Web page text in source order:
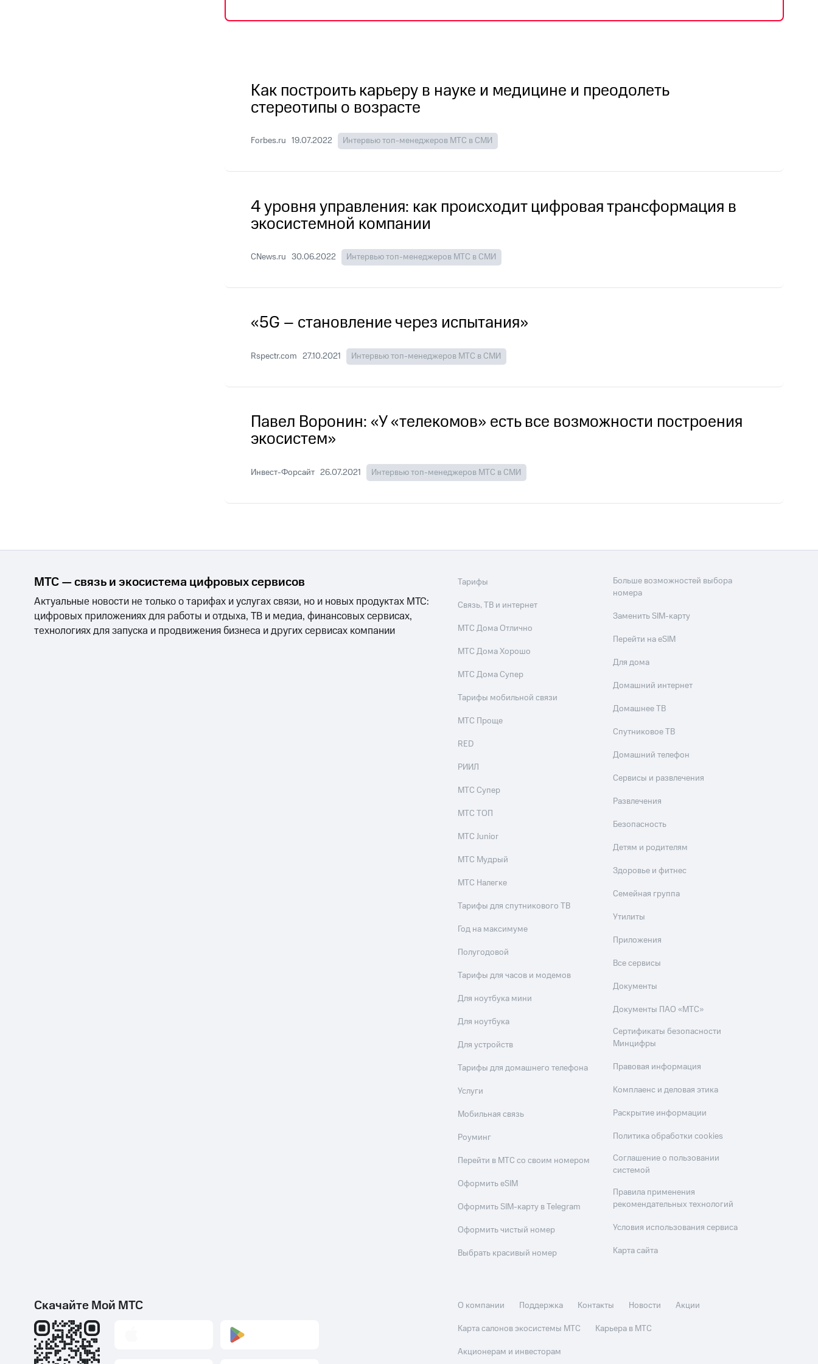
Как построить карьеру в науке и медицине и преодолеть
стереотипы о возрасте
Forbes.ru 19.07.2022 Интервью топ-менеджеров МТС в СМИ
4 уровня управления: как происходит цифровая трансформация в
экосистемной компании
CNews.ru 30.06.2022 Интервью топ-менеджеров МТС в СМИ
«5G – становление через испытания»
Rspectr.com 27.10.2021 Интервью топ-менеджеров МТС в СМИ
Павел Воронин: «У «телекомов» есть все возможности построения
экосистем»
Инвест-Форсайт 26.07.2021 Интервью топ-менеджеров МТС в СМИ
МТС — связь и экосистема цифровых сервисов
Актуальные новости не только о тарифах и услугах связи, но и новых продуктах МТС:
цифровых приложениях для работы и отдыха, ТВ и медиа, финансовых сервисах,
технологиях для запуска и продвижения бизнеса и других сервисах компании
Тарифы
Связь, ТВ и интернет
МТС Дома Отлично
МТС Дома Хорошо
МТС Дома Супер
Тарифы мобильной связи
МТС Проще
RED
РИИЛ
МТС Супер
МТС ТОП
МТС Junior
МТС Мудрый
МТС Налегке
Тарифы для спутникового ТВ
Год на максимуме
Полугодовой
Тарифы для часов и модемов
Для ноутбука мини
Для ноутбука
Для устройств
Тарифы для домашнего телефона
Услуги
Мобильная связь
Роуминг
Перейти в МТС со своим номером
Оформить eSIM
Оформить SIM-карту в Telegram
Оформить чистый номер
Выбрать красивый номер
Больше возможностей выбора
номера
Заменить SIM-карту
Перейти на eSIM
Для дома
Домашний интернет
Домашнее ТВ
Спутниковое ТВ
Домашний телефон
Сервисы и развлечения
Развлечения
Безопасность
Детям и родителям
Здоровье и фитнес
Семейная группа
Утилиты
Приложения
Все сервисы
Документы
Документы ПАО «МТС»
Сертификаты безопасности
Минцифры
Правовая информация
Комплаенс и деловая этика
Раскрытие информации
Политика обработки cookies
Соглашение о пользовании
системой
Правила применения
рекомендательных технологий
Условия использования сервиса
Карта сайта
Скачайте Мой МТС О компании Поддержка Контакты Новости
Акции
Карта салонов экосистемы МТС
Карьера в МТС
Акционерам и инвесторам